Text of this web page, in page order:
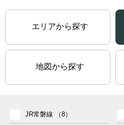
エリアから探す
地図から探す
柏市（10）
JR常磐線 （8）